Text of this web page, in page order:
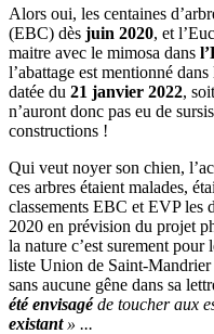
Alors oui, les centaines
(EBC) dès juin 2020, et
maitre avec le mimosa dans
l’abattage est mentionné
datée du 21 janvier 2022,
n’auront donc pas eu de
constructions !
Qui veut noyer son chien,
ces arbres étaient malades,
classements EBC et EVP les
2020 en prévision du projet
la nature c’est surement
liste Union de Saint-Mandrier
sans aucune gêne dans sa
été envisagéde toucher aux
existant» ...